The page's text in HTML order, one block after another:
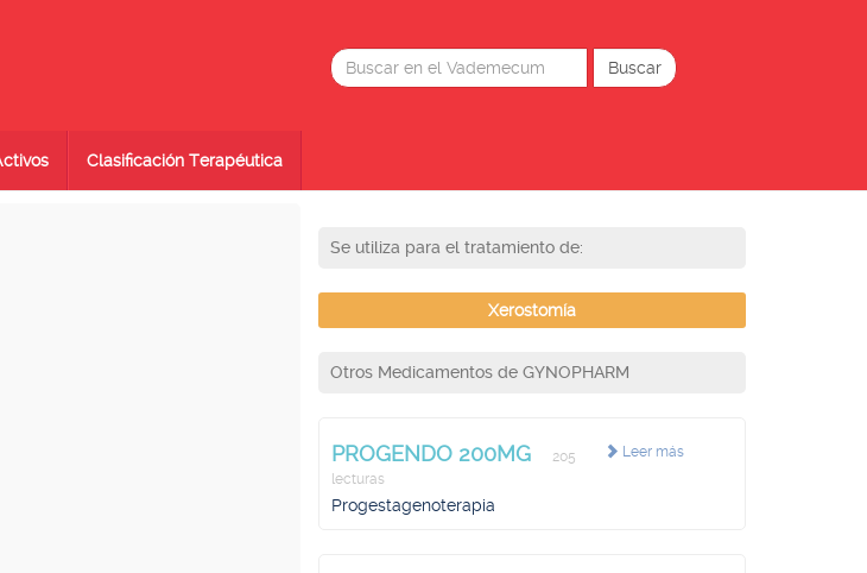
Clasificación Terapéutica
Se utiliza para el tratamiento de:
Xerostomía
Otros Medicamentos de GYNOPHARM
Leer más
PROGENDO 200MG
205
lecturas
Progestagenoterapia